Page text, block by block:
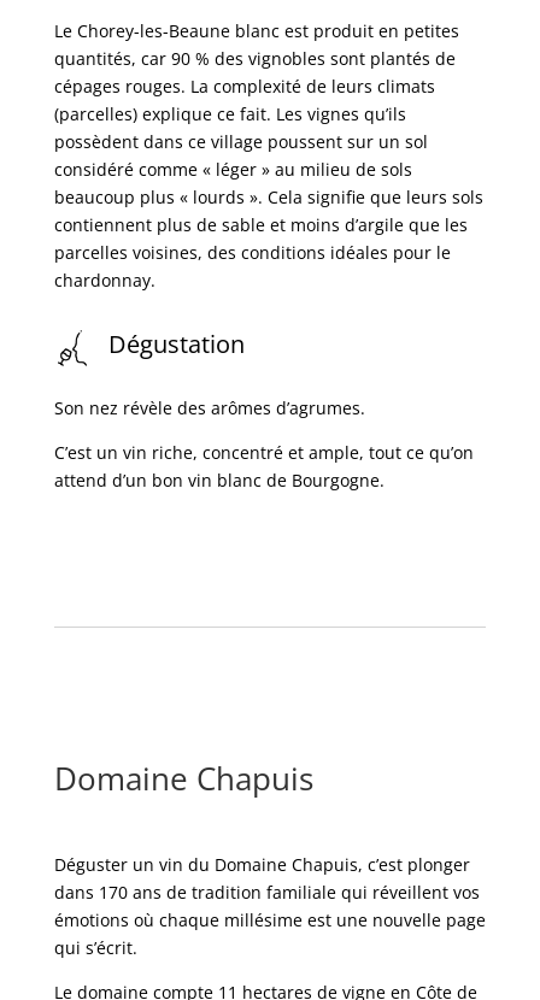
Le Chorey-les-Beaune blanc est produit en petites
quantités, car 90 % des vignobles sont plantés de
cépages rouges. La complexité de leurs climats
(parcelles) explique ce fait. Les vignes qu’ils
possèdent dans ce village poussent sur un sol
considéré comme « léger » au milieu de sols
beaucoup plus « lourds ». Cela signifie que leurs sols
contiennent plus de sable et moins d’argile que les
parcelles voisines, des conditions idéales pour le
chardonnay.
Dégustation
Son nez révèle des arômes d’agrumes.
C’est un vin riche, concentré et ample, tout ce qu’on
attend d’un bon vin blanc de Bourgogne.
Domaine Chapuis
Déguster un vin du Domaine Chapuis, c’est plonger
dans 170 ans de tradition familiale qui réveillent vos
émotions où chaque millésime est une nouvelle page
qui s’écrit.
Le domaine compte 11 hectares de vigne en Côte de